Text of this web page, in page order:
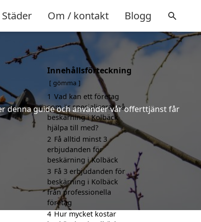
Städer Om / kontakt Blogg
denna guide och använder vår offerttjänst får
Innehållsförteckning
gömma
1 Vad kan ett företag
som är specialiserat på
beskärning i Kolbäck
hjälpa till med?
2 Få alltid minst 3
erbjudanden för
beskärning i Kolbäck
3 Få 3 erbjudanden för
beskärning i Kolbäck
från professionella
företag
4 Hur mycket kostar